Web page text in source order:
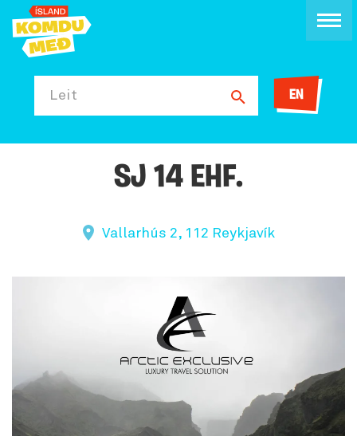
Leit EN
SJ 14 EHF.
Vallarhús 2, 112 Reykjavík